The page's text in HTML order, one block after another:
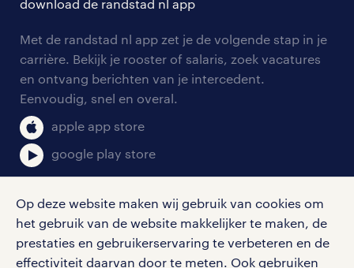
Op deze website maken wij gebruik van cookies om
het gebruik van de website makkelijker te maken, de
prestaties en gebruikerservaring te verbeteren en de
effectiviteit daarvan door te meten. Ook gebruiken
Het ene moment ben je brandjes aan het
blussen, terwijl je het volgende moment
technisch advies geeft. Dat maakt een
klantadviseur baan zo divers. Je bent
altijd sociaal bezig, maar weet ook hoe
je een boodschap tactisch moet
brengen. Werken doe je bij de meest
uiteenlopende werkgevers. Misschien
werk je wel voor een groot
internationaal bedrijf of juist voor een
tarieven
personeel gezocht
aanmelden nieuwsbrief
blogs en artikelen
salarischecker
bruto-netto calculator
onze vestigingen
pers
klachten en misstanden
download de randstad nl app
Met de randstad nl app zet je de volgende stap in je
carrière. Bekijk je rooster of salaris, zoek vacatures
en ontvang berichten van je intercedent.
Eenvoudig, snel en overal.
apple app store
google play store
social media